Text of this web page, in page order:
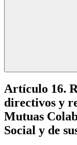
Artículo 16.
directivos y
Mutuas
Social y de